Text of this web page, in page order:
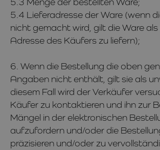
5.4 Lieferadresse der Ware (wenn
nicht gemacht wird, gilt die Ware als
Adresse des Käufers zu liefern);
6. Wenn die Bestellung die oben
Angaben nicht enthält, gilt sie als
diesem Fall wird der Verkäufer
Käufer zu kontaktieren und ihn zur
Mängel in der elektronischen
aufzufordern und/oder die
präzisieren und/oder zu